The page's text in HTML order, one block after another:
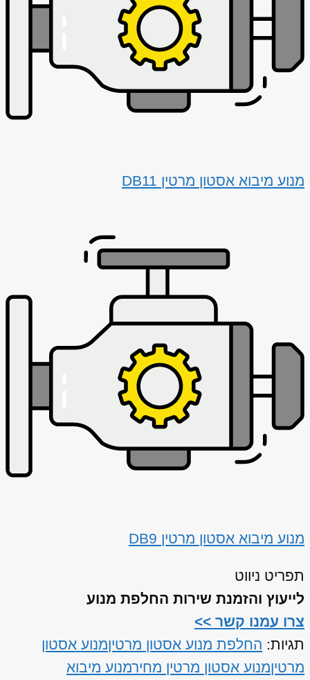
מנוע מיבוא אסטון מרטין DB11
מנוע מיבוא אסטון מרטין DB9
תפריט ניווט
לייעוץ והזמנת שירות החלפת מנוע
צרו עמנו קשר >>
תגיות: החלפת מנוע אסטון מרטיןמנוע אסטון
מרטיןמנוע אסטון מרטין מחירמנוע מיבוא